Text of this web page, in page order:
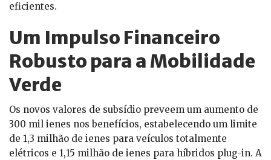
eficientes.
Um Impulso Financeiro
Robusto para a Mobilidade
Verde
Os novos valores de subsídio preveem um aumento de
300 mil ienes nos benefícios, estabelecendo um limite
de 1,3 milhão de ienes para veículos totalmente
elétricos e 1,15 milhão de ienes para híbridos plug-in. A